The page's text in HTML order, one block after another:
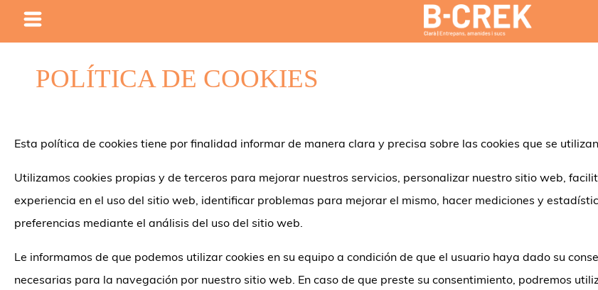
POLÍTICA DE COOKIES
Esta política de cookies tiene por finalidad informar de manera clara y precisa sobre las cookies que se
Utilizamos cookies propias y de terceros para mejorar nuestros servicios, personalizar nuestro sitio web,
experiencia en el uso del sitio web, identificar problemas para mejorar el mismo, hacer mediciones y
preferencias mediante el análisis del uso del sitio web.
Le informamos de que podemos utilizar cookies en su equipo a condición de que el usuario haya dado su
necesarias para la navegación por nuestro sitio web. En caso de que preste su consentimiento, podremos